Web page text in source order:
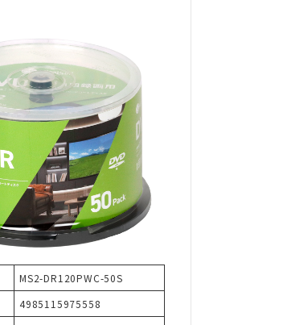
MS2-DR120PWC-50S
4985115975558